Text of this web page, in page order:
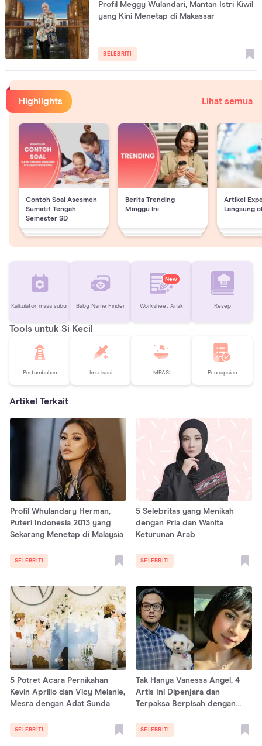
Profil Meggy Wulandari, Mantan Istri Kiwil
yang Kini Menetap di Makassar
SELEBRITI
Highlights Lihat semua
Contoh Soal Asesmen
Sumatif Tengah
Semester SD
Berita Trending
Minggu Ini
Artikel
Langsung
Kalkulator masa subur Baby Name Finder
New
Worksheet Anak Resep
Tools untuk Si Kecil
Pertumbuhan Imunisasi MPASI Pencapaian
Artikel Terkait
Profil Whulandary Herman,
Puteri Indonesia 2013 yang
Sekarang Menetap di Malaysia
SELEBRITI
5 Selebritas yang Menikah
dengan Pria dan Wanita
Keturunan Arab
SELEBRITI
5 Potret Acara Pernikahan
Kevin Aprilio dan Vicy Melanie,
Mesra dengan Adat Sunda
SELEBRITI
Tak Hanya Vanessa Angel, 4
Artis Ini Dipenjara dan
Terpaksa Berpisah dengan
SELEBRITI